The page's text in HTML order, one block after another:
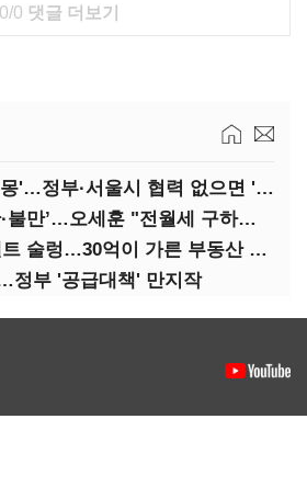
0/0 댓글 더보기
주택공급 '동상이몽'…정부·서울시 협력 없으면 '공수표'
세제개편에 ‘불안·불만’…오세훈 "전월세 구하기 더 힘들어질 것"
강남 관망·한강벨트 술렁…30억이 가른 부동산 민심
정부 '공급대책' 만지작